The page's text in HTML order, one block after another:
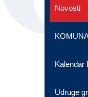
Novosti
Kalendar
Udruge